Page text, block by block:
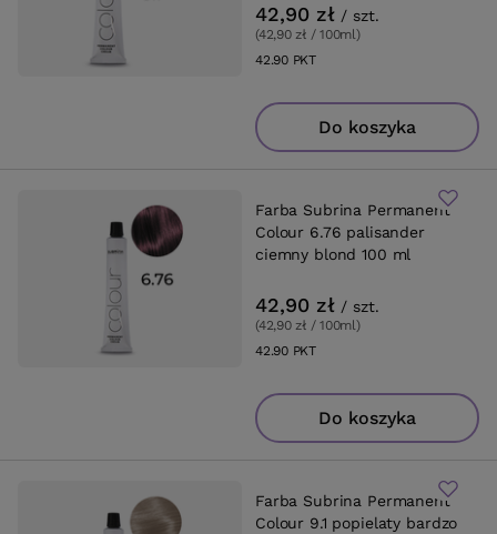
42,90 zł / szt.
(42,90 zł / 100ml)
42.90PKTpunktów
Do koszyka
Farba Subrina Permanent
Colour 6.76 palisander
ciemny blond 100 ml
42,90 zł / szt.
(42,90 zł / 100ml)
42.90PKTpunktów
Do koszyka
Farba Subrina Permanent
Colour 9.1 popielaty bardzo